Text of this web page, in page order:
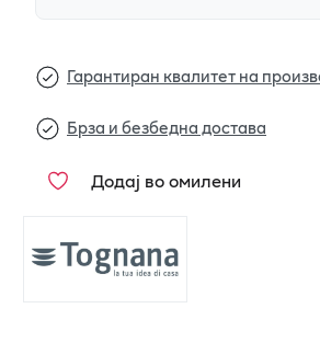
Гарантиран квалитет на
Брза и безбедна достава
Додај во омилени